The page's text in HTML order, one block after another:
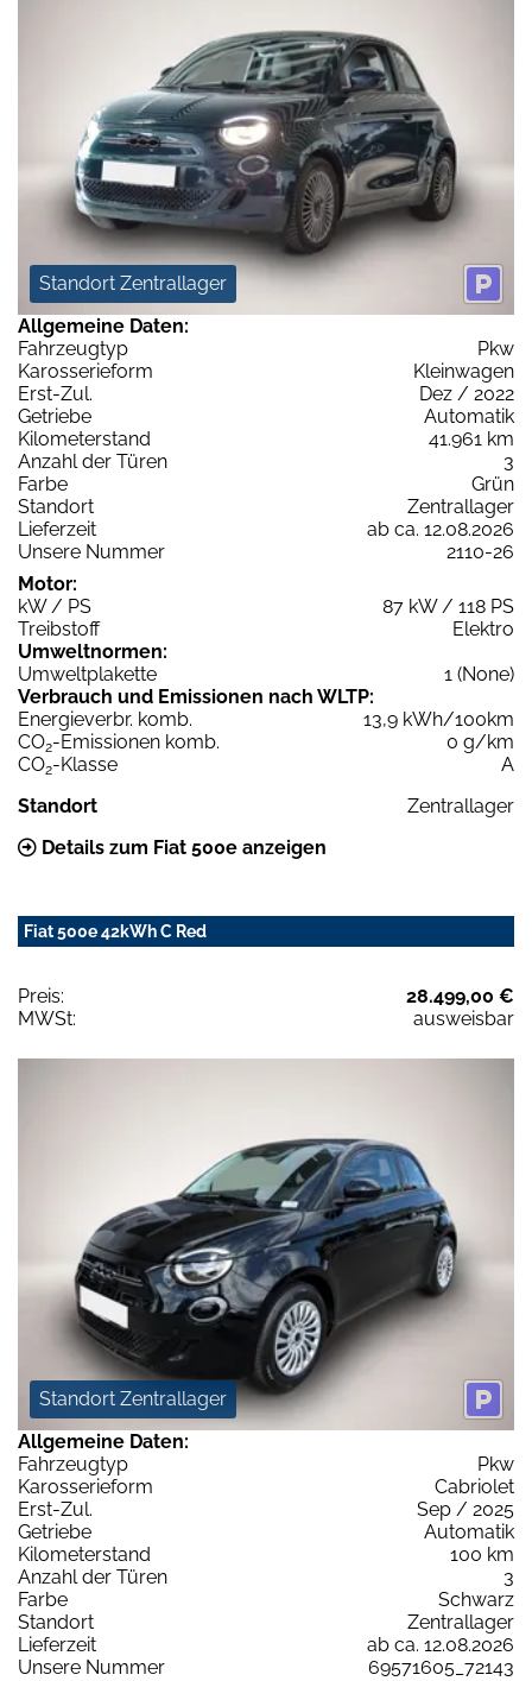
Standort Zentrallager
Allgemeine Daten:
Fahrzeugtyp
Pkw
Karosserieform
Kleinwagen
Erst-Zul.
Dez / 2022
Getriebe
Automatik
Kilometerstand
41.961 km
Anzahl der Türen
3
Farbe
Grün
Standort
Zentrallager
Lieferzeit
ab ca. 12.08.2026
Unsere Nummer
2110-26
Motor:
kW / PS
87 kW / 118 PS
Treibstoff
Elektro
Umweltnormen:
Umweltplakette
1 (None)
Verbrauch und Emissionen nach WLTP:
Energieverbr. komb.
13,9 kWh/100km
CO2-Emissionen komb.
0 g/km
CO2-Klasse
A
Standort
Zentrallager
Details zum Fiat 500e anzeigen
Fiat 500e 42kWh C Red
Preis:
28.499,00 €
MWSt:
ausweisbar
Standort Zentrallager
Allgemeine Daten:
Fahrzeugtyp
Pkw
Karosserieform
Cabriolet
Erst-Zul.
Sep / 2025
Getriebe
Automatik
Kilometerstand
100 km
Anzahl der Türen
3
Farbe
Schwarz
Standort
Zentrallager
Lieferzeit
ab ca. 12.08.2026
Unsere Nummer
69571605_72143